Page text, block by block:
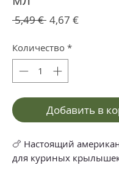
5,49 € Обычная
4,67 €
Количество *
Добавить в
🍗 Настоящий
для куриных